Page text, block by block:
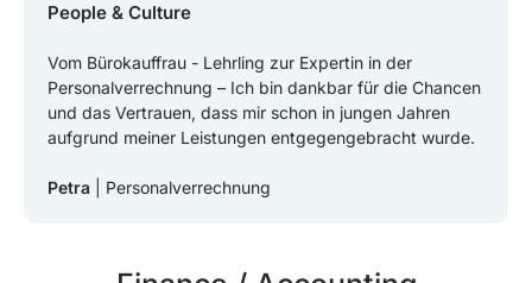
People & Culture
Vom Bürokauffrau - Lehrling zur Expertin in der
Personalverrechnung – Ich bin dankbar für die Chancen
und das Vertrauen, dass mir schon in jungen Jahren
aufgrund meiner Leistungen entgegengebracht wurde.
Petra | Personalverrechnung